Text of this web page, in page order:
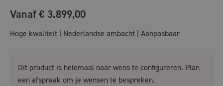
Vanaf € 3.899,00
Hoge kwaliteit | Nederlandse ambacht | Aanpasbaar
Dit product is helemaal naar wens te configureren. Plan
een afspraak om je wensen te bespreken.